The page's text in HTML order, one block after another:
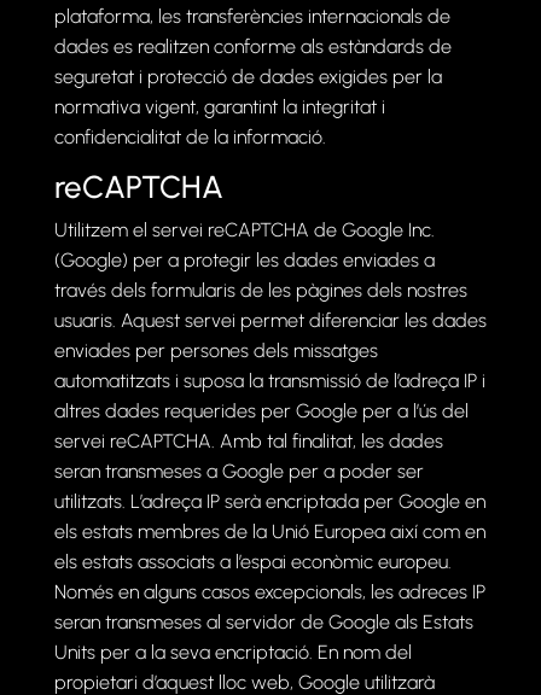
plataforma, les transferències internacionals de
dades es realitzen conforme als estàndards de
seguretat i protecció de dades exigides per la
normativa vigent, garantint la integritat i
confidencialitat de la informació.
reCAPTCHA
Utilitzem el servei reCAPTCHA de Google Inc.
(Google) per a protegir les dades enviades a
través dels formularis de les pàgines dels nostres
usuaris. Aquest servei permet diferenciar les dades
enviades per persones dels missatges
automatitzats i suposa la transmissió de l’adreça IP i
altres dades requerides per Google per a l’ús del
servei reCAPTCHA. Amb tal finalitat, les dades
seran transmeses a Google per a poder ser
utilitzats. L’adreça IP serà encriptada per Google en
els estats membres de la Unió Europea així com en
els estats associats a l’espai econòmic europeu.
Només en alguns casos excepcionals, les adreces IP
seran transmeses al servidor de Google als Estats
Units per a la seva encriptació. En nom del
propietari d’aquest lloc web, Google utilitzarà